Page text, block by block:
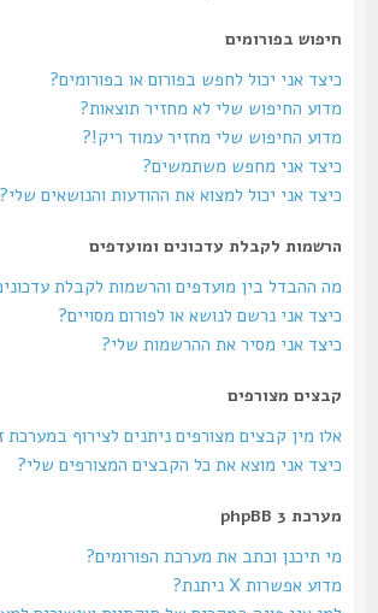
חיפוש בפורומים
כיצד אני יכול לחפש בפורום או בפורומים?
מדוע החיפוש שלי לא מחזיר תוצאות?
מדוע החיפוש שלי מחזיר עמוד ריק!?
כיצד אני מחפש משתמשים?
כיצד אני יכול למצוא את ההודעות והנושאים שלי?
הרשמות לקבלת עדכונים ומועדפים
מה ההבדל בין מועדפים והרשמות לקבלת עדכונים?
כיצד אני נרשם לנושא או לפורום מסויים?
כיצד אני מסיר את ההרשמות שלי?
קבצים מצורפים
אלו מין קבצים מצורפים ניתנים לצירוף במערכת זו?
כיצד אני מוצא את כל הקבצים המצורפים שלי?
מערכת phpBB 3
מי תיכנן וכתב את מערכת הפורומים?
מדוע אפשרות X ניתנת?